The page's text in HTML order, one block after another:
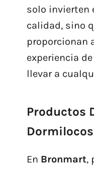
solo invierten
calidad, sino
proporcionan
experiencia
llevar a
Productos
En Bronmart,